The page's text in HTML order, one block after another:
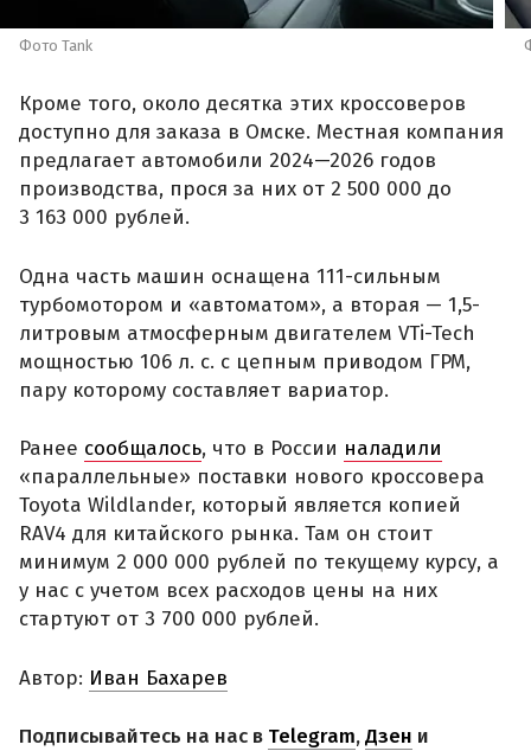
Фото Tank
Кроме того, около десятка этих кроссоверов
доступно для заказа в Омске. Местная компания
предлагает автомобили 2024—2026 годов
производства, прося за них от 2 500 000 до
3 163 000 рублей.
Одна часть машин оснащена 111-сильным
турбомотором и «автоматом», а вторая — 1,5-
литровым атмосферным двигателем VTi-Tech
мощностью 106 л. с. с цепным приводом ГРМ,
пару которому составляет вариатор.
Ранее сообщалось, что в России наладили
«параллельные» поставки нового кроссовера
Toyota Wildlander, который является копией
RAV4 для китайского рынка. Там он стоит
минимум 2 000 000 рублей по текущему курсу, а
у нас с учетом всех расходов цены на них
стартуют от 3 700 000 рублей.
Автор: Иван Бахарев
Подписывайтесь на нас в Telegram,Дзен и